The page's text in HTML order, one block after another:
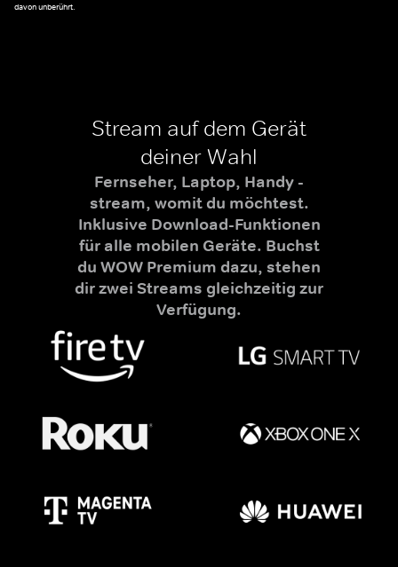
davon unberührt.
Stream auf dem Gerät
deiner Wahl
Fernseher, Laptop, Handy -
stream, womit du möchtest.
Inklusive Download-Funktionen
für alle mobilen Geräte. Buchst
du WOW Premium dazu, stehen
dir zwei Streams gleichzeitig zur
Verfügung.